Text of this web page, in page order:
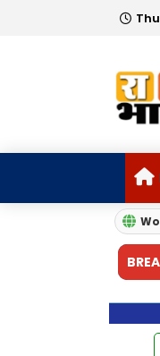
का अग्रिम जमानत आवेदन